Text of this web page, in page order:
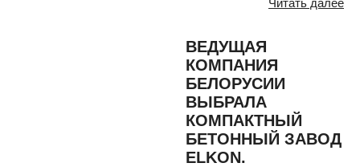
Читать далее
ВЕДУЩАЯ
КОМПАНИЯ
БЕЛОРУСИИ
ВЫБРАЛА
КОМПАКТНЫЙ
БЕТОННЫЙ ЗАВОД
ELKON.